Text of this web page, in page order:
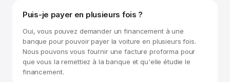
Puis-je payer en plusieurs fois ?
Oui, vous pouvez demander un financement à une
banque pour pouvoir payer la voiture en plusieurs fois.
Nous pouvons vous fournir une facture proforma pour
que vous la remettiez à la banque et qu'elle étudie le
financement.